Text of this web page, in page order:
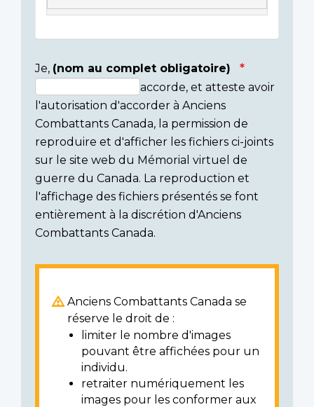
Consent
section
Je, (nom au complet obligatoire)
accorde, et atteste avoir
l'autorisation d'accorder à Anciens
Combattants Canada, la permission de
reproduire et d'afficher les fichiers ci-joints
sur le site web du Mémorial virtuel de
guerre du Canada. La reproduction et
l'affichage des fichiers présentés se font
entièrement à la discrétion d'Anciens
Combattants Canada.
Anciens Combattants Canada se
réserve le droit de :
limiter le nombre d'images
pouvant être affichées pour un
individu.
retraiter numériquement les
images pour les conformer aux